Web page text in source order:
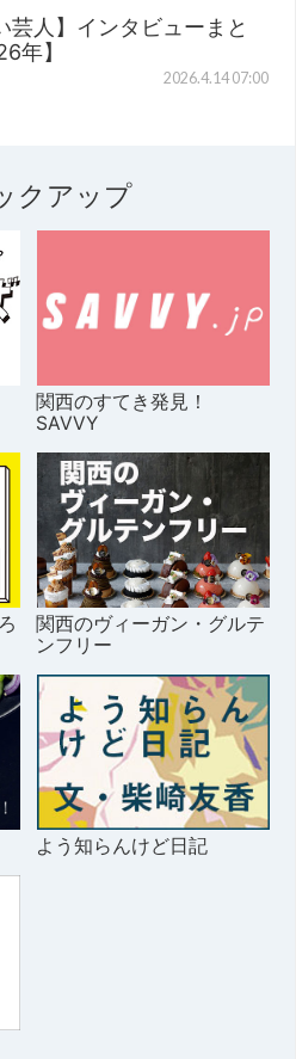
芸人】インタビューまと
年】
2026.4.14 07:00
クアップ
関西のすてき発見！
SAVVY
関西のヴィーガン・グルテ
ンフリー
よう知らんけど日記